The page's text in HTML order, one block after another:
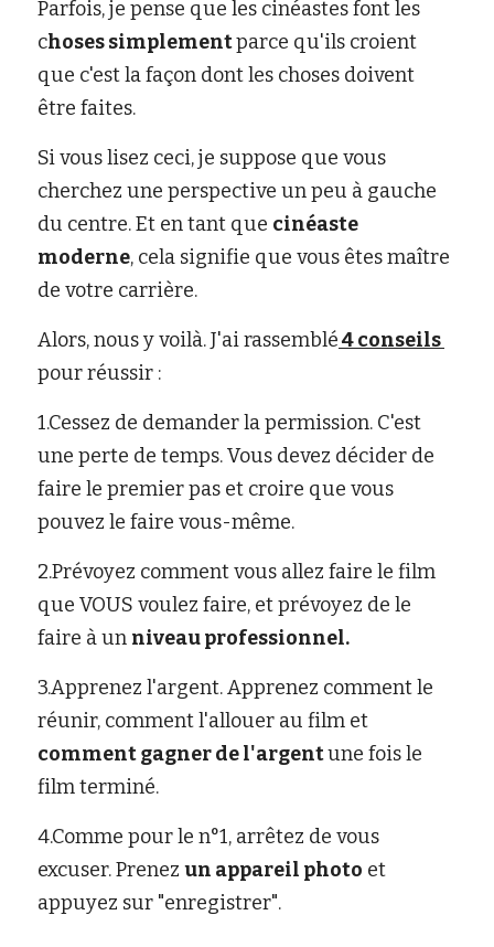
Parfois, je pense que les cinéastes font les
choses simplement parce qu'ils croient
que c'est la façon dont les choses doivent
être faites.
Si vous lisez ceci, je suppose que vous
cherchez une perspective un peu à gauche
du centre. Et en tant que cinéaste
moderne, cela signifie que vous êtes maître
de votre carrière.
Alors, nous y voilà. J'ai rassemblé
pour réussir :
1.Cessez de demander la permission. C'est
une perte de temps. Vous devez décider de
faire le premier pas et croire que vous
pouvez le faire vous-même.
2.Prévoyez comment vous allez faire le film
que VOUS voulez faire, et prévoyez de le
faire à un niveau professionnel.
3.Apprenez l'argent. Apprenez comment le
comment gagner de l'argent une fois le
film terminé.
4.Comme pour le n°1, arrêtez de vous
excuser. Prenez un appareil photo et
appuyez sur "enregistrer".